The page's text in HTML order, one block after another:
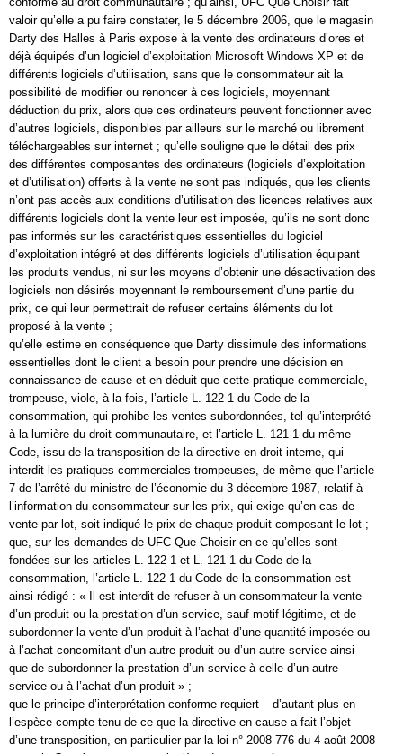
valoir qu’elle a pu faire constater, le 5 décembre 2006, que le magasin
Darty des Halles à Paris expose à la vente des ordinateurs d’ores et
déjà équipés d’un logiciel d’exploitation Microsoft Windows XP et de
différents logiciels d’utilisation, sans que le consommateur ait la
possibilité de modifier ou renoncer à ces logiciels, moyennant
déduction du prix, alors que ces ordinateurs peuvent fonctionner avec
d’autres logiciels, disponibles par ailleurs sur le marché ou librement
téléchargeables sur internet ; qu’elle souligne que le détail des prix
des différentes composantes des ordinateurs (logiciels d’exploitation
et d’utilisation) offerts à la vente ne sont pas indiqués, que les clients
n’ont pas accès aux conditions d’utilisation des licences relatives aux
différents logiciels dont la vente leur est imposée, qu’ils ne sont donc
pas informés sur les caractéristiques essentielles du logiciel
d’exploitation intégré et des différents logiciels d’utilisation équipant
les produits vendus, ni sur les moyens d’obtenir une désactivation des
logiciels non désirés moyennant le remboursement d’une partie du
prix, ce qui leur permettrait de refuser certains éléments du lot
proposé à la vente ;
qu’elle estime en conséquence que Darty dissimule des informations
essentielles dont le client a besoin pour prendre une décision en
connaissance de cause et en déduit que cette pratique commerciale,
trompeuse, viole, à la fois, l’article L. 122-1 du Code de la
consommation, qui prohibe les ventes subordonnées, tel qu’interprété
à la lumière du droit communautaire, et l’article L. 121-1 du même
Code, issu de la transposition de la directive en droit interne, qui
interdit les pratiques commerciales trompeuses, de même que l’article
7 de l’arrêté du ministre de l’économie du 3 décembre 1987, relatif à
l’information du consommateur sur les prix, qui exige qu’en cas de
vente par lot, soit indiqué le prix de chaque produit composant le lot ;
que, sur les demandes de UFC-Que Choisir en ce qu’elles sont
fondées sur les articles L. 122-1 et L. 121-1 du Code de la
consommation, l’article L. 122-1 du Code de la consommation est
ainsi rédigé : « Il est interdit de refuser à un consommateur la vente
d’un produit ou la prestation d’un service, sauf motif légitime, et de
subordonner la vente d’un produit à l’achat d’une quantité imposée ou
à l’achat concomitant d’un autre produit ou d’un autre service ainsi
que de subordonner la prestation d’un service à celle d’un autre
service ou à l’achat d’un produit » ;
que le principe d’interprétation conforme requiert – d’autant plus en
l’espèce compte tenu de ce que la directive en cause a fait l’objet
d’une transposition, en particulier par la loi n° 2008-776 du 4 août 2008